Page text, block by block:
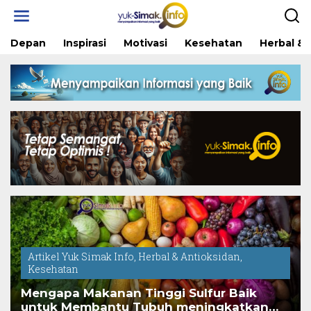
Depan Inspirasi Motivasi Kesehatan Herbal &
Artikel Yuk Simak Info, Herbal & Antioksidan,
Kesehatan
Mengapa Makanan Tinggi Sulfur Baik
untuk Membantu Tubuh meningkatkan